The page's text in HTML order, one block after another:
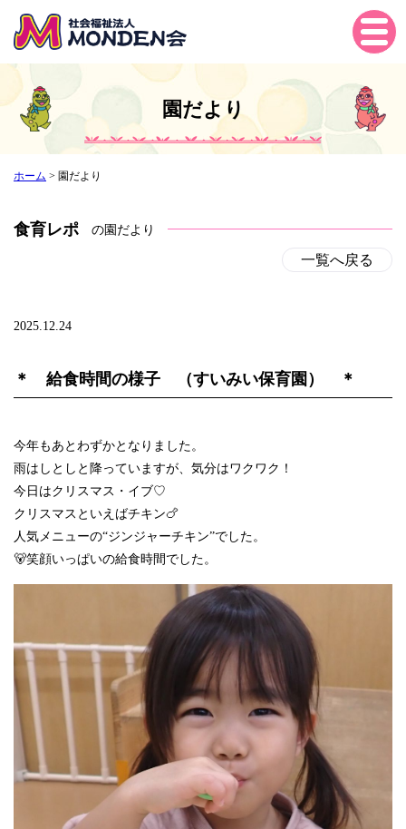
Tog
gle
gati
on
園だより
ホーム > 園だより
食育レポ の園だより
一覧へ戻る
2025.12.24
＊ 給食時間の様子 （すいみい保育園） ＊
今年もあとわずかとなりました。
雨はしとしと降っていますが、気分はワクワク！
今日はクリスマス・イブ♡
クリスマスといえばチキン🍗
人気メニューの“ジンジャーチキン”でした。
🐻笑顔いっぱいの給食時間でした。